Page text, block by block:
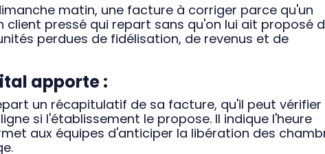
matin, une facture à corriger parce qu'un
client pressé qui repart sans qu'on lui ait proposé
perdues de fidélisation, de revenus et de
apporte :
un récapitulatif de sa facture, qu'il peut vérifier
si l'établissement le propose. Il indique l'heure
aux équipes d'anticiper la libération des